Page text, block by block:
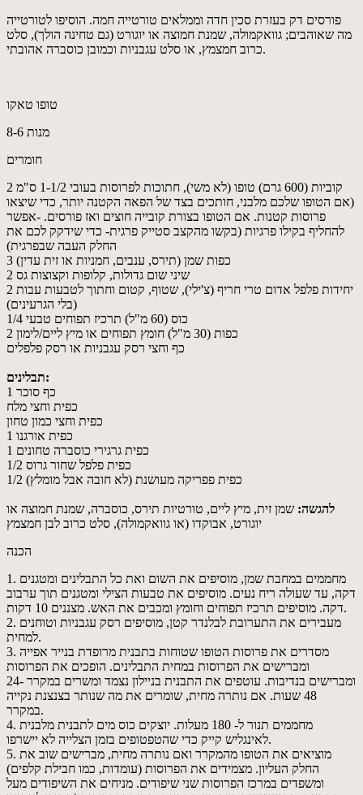
פורסים דק בעזרת סכין חדה וממלאים טורטייה חמה. הוסיפו לטורטייה
מה שאוהבים; גוואקמולה, שמנת חמוצה או יוגורט (גם טחינה הולך), סלט
כרוב חמצמץ, או סלט עגבניות וכמובן כוסברה אהובתי.
טופו טאקו
8-6 מנות
חומרים
2 קוביות (600 גרם) טופו (לא משי), חתוכות לפרוסות בעובי 1-1/2 ס"מ
(אם הטופו שלכם מלבני, חותכים בצד של הפאה הקטנה יותר, כדי שיצאו
פרוסות קטנות. אם הטופו בצורת קובייה חוצים ואז פורסים. -אפשר
להחליף בקילו פרגיות (בקשו מהקצב סטייק פרגית- כדי שידקק לכם את
החלק העבה שבפרגית)
3 כפות שמן (תירס, ענבים, חמניות או זית עדין)
2 שיני שום גדולות, קלופות וקצוצות גס
2 יחידות פלפל אדום טרי חריף (צ'ילי), שטוף, קטום וחתוך לטבעות עבות
(בלי הגרעינים)
1/4 כוס (60 מ"ל) תרכיז תפוחים טבעי
2 כפות (30 מ"ל) חומץ תפוחים או מיץ ליים/לימון
כף וחצי רסק עגבניות או רסק פלפלים
תבלינים:
1 כף סוכר
כפית וחצי מלח
כפית וחצי כמון טחון
1 כפית אורגנו
1 כפית גרגירי כוסברה טחונים
1/2 כפית פלפל שחור גרוס
1/2 כפית פפריקה מעושנת (לא חובה אבל מומלץ)
להגשה: שמן זית, מיץ ליים, טורטיות תירס, כוסברה, שמנת חמוצה או
יוגורט, אבוקדו (או גוואקמולה), סלט כרוב לבן חמצמץ
הכנה
1. מחממים במחבת שמן, מוסיפים את השום ואת כל התבלינים ומטגנים
דקה, עד שעולה ריח נעים. מוסיפים את טבעות הצילי ומטגנים תוך ערבוב
דקה. מוסיפים תרכיז תפוחים וחומץ ומכבים את האש. מצננים 10 דקות.
2. מעבירים את התערובת לבלנדר קטן, מוסיפים רסק עגבניות וטוחנים
למחית.
3. מסדרים את פרוסות הטופו שטוחות בתבנית מרופדת בנייר אפייה
ומברישים את הפרוסות במחית התבלינים. הופכים את הפרוסות
ומברישים בנדיבות. עוטפים את התבנית בניילון נצמד ומשרים במקרר 24-
48 שעות. אם נותרה מחית, שומרים את מה שנותר בצנצנת נקייה
במקרר.
4. מחממים תנור ל- 180 מעלות. יוצקים כוס מים לתבנית מלבנית
לאינגליש קייק כדי שהטפטופים בזמן הצלייה לא יישרפו.
5. מוציאים את הטופו מהמקרר ואם נותרה מחית, מברישים שוב את
החלק העליון. מצמידים את הפרוסות (עומדות, כמו חבילת קלפים)
ומשפדים במרכז הפרוסות שני שיפודים. מניחים את השיפודים מעל